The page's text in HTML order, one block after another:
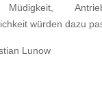
Müdigkeit,
würden dazu
Lunow